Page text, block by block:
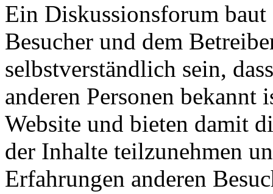
Ein Diskussionsforum baut
Besucher und dem
selbstverständlich sein,
anderen Personen
Website und bieten damit
der Inhalte teilzunehmen
Erfahrungen anderen